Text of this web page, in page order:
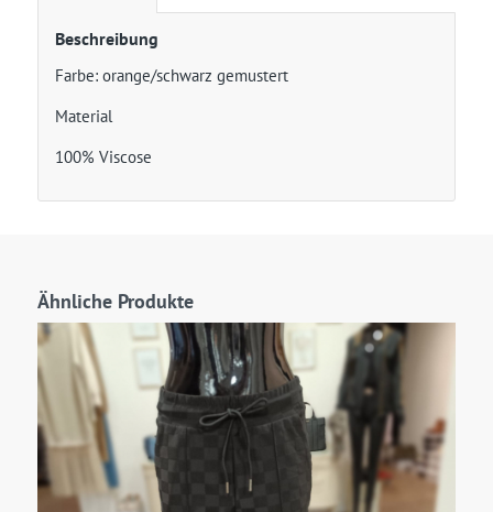
Beschreibung
Farbe: orange/schwarz gemustert
Material
100% Viscose
Ähnliche Produkte